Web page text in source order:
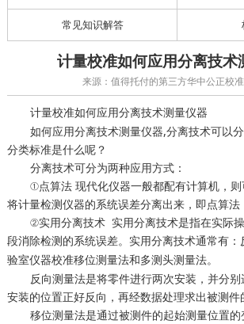
常见知识解答
计量校准如何应用分离技术
来源：值得托付的第三方华中公正校
计量校准如何应用分离技术测量仪器
如何应用分离技术测量仪器,分离技术可以
分类标准是什么呢？
分离技术可分为两种应用方式：
①点算法 现代化仪器一般都配有计算机，则
将计量检测仪器的系统误差分离出来，即点算法
②实用分离技术 实用分离技术是指在实际
段消除检测的系统误差。实用分离技术通常有：
验室仪器校准移位测量法和多测头测量法。
反向测量法是将零件进行两次安装，并分
安装的位置正好反向，再经数据处理求出被测件
移位测量法是通过被测件的起始测量位置